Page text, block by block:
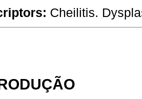
Cheilitis.